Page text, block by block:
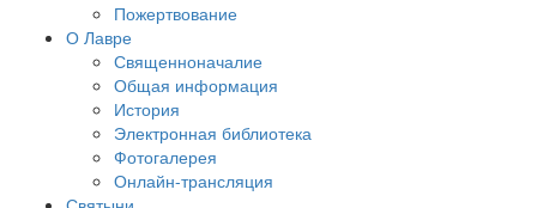
Пожертвование
О Лавре
Священноначалие
Общая информация
История
Электронная библиотека
Фотогалерея
Онлайн-трансляция